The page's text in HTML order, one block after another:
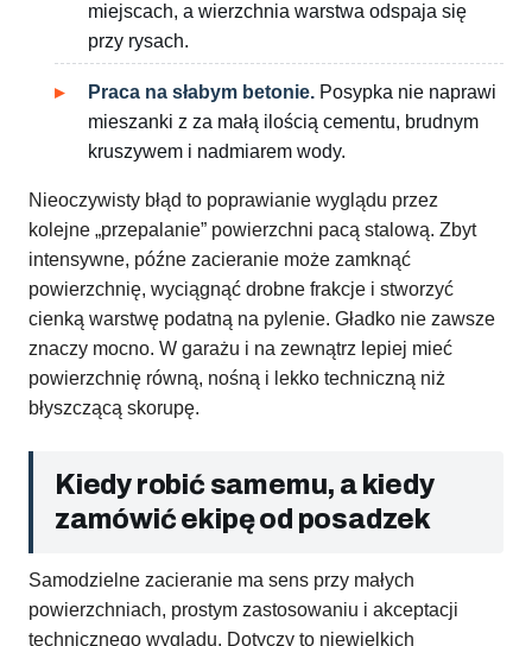
miejscach, a wierzchnia warstwa odspaja się
przy rysach.
Praca na słabym betonie. Posypka nie naprawi
mieszanki z za małą ilością cementu, brudnym
kruszywem i nadmiarem wody.
Nieoczywisty błąd to poprawianie wyglądu przez
kolejne „przepalanie” powierzchni pacą stalową. Zbyt
intensywne, późne zacieranie może zamknąć
powierzchnię, wyciągnąć drobne frakcje i stworzyć
cienką warstwę podatną na pylenie. Gładko nie zawsze
znaczy mocno. W garażu i na zewnątrz lepiej mieć
powierzchnię równą, nośną i lekko techniczną niż
błyszczącą skorupę.
Kiedy robić samemu, a kiedy
zamówić ekipę od posadzek
Samodzielne zacieranie ma sens przy małych
powierzchniach, prostym zastosowaniu i akceptacji
technicznego wyglądu. Dotyczy to niewielkich